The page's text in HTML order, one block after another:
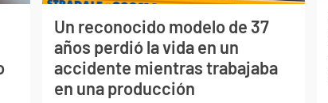
Un reconocido modelo de 37
años perdió la vida en un
accidente mientras trabajaba
en una producción